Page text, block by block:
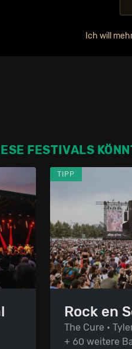
Ich will
FESTIVALS
TIPP
Rock en
The Cure •
+ 60 weitere